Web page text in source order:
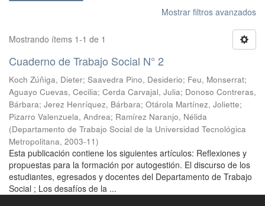
Mostrar filtros avanzados
Mostrando ítems 1-1 de 1
Cuaderno de Trabajo Social N° 2
Koch Zúñiga, Dieter; Saavedra Pino, Desiderio; Feu, Monserrat;
Aguayo Cuevas, Cecilia; Cerda Carvajal, Julia; Donoso Contreras,
Bárbara; Jerez Henríquez, Bárbara; Otárola Martínez, Joliette;
Pizarro Valenzuela, Andrea; Ramírez Naranjo, Nélida
(Departamento de Trabajo Social de la Universidad Tecnológica
Metropolitana, 2003-11)
Esta publicación contiene los siguientes artículos: Reflexiones y
propuestas para la formación por autogestión. El discurso de los
estudiantes, egresados y docentes del Departamento de Trabajo
Social ; Los desafíos de la ...